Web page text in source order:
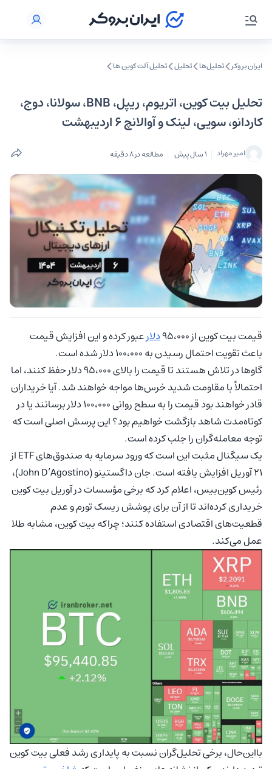
ایران بروکر تحلیل‌ها تحلیل‌ تحلیل آلت کوین ها
تحلیل بیت‌ کوین، اتریوم، ریپل، BNB، سولانا، دوج،
کاردانو، سویی، لینک و آوالانچ ۶ اردیبهشت
امیر مهراد 1 سال پیش مطالعه در 8 دقیقه
قیمت بیت‌ کوین از ۹۵،۰۰۰ دلارعبور کرده و این افزایش قیمت
باعث تقویت احتمال رسیدن به ۱۰۰،۰۰۰ دلار شده است.
گاوها در تلاش هستند تا قیمت را بالای ۹۵،۰۰۰ دلار حفظ کنند، اما
احتمالاً با مقاومت شدید خرس‌ها مواجه خواهند شد. آیا خریداران
قادر خواهند بود قیمت را به سطح روانی ۱۰۰،۰۰۰ دلار برسانند یا در
کوتاه‌مدت شاهد بازگشت خواهیم بود؟ این پرسش اصلی است که
توجه معامله‌گران را جلب کرده است.
یک سیگنال مثبت این است که ورود سرمایه به صندوق‌های ETF از
۲۱ آوریل افزایش یافته است. جان داگستینو (John D’Agostino)،
رئیس کوین‌بیس، اعلام کرد که برخی مؤسسات در آوریل بیت‌ کوین
خریداری کرده‌اند تا از آن برای پوشش ریسک تورم و عدم
قطعیت‌های اقتصادی استفاده کنند؛ چراکه بیت‌ کوین، مشابه طلا
عمل می‌کند.
بااین‌حال، برخی تحلیل‌گران نسبت به پایداری رشد فعلی بیت‌ کوین